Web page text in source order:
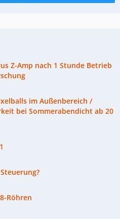
Z-Amp nach 1 Stunde Betrieb
im Außenbereich /
bei Sommerabendicht ab 20
Röhren